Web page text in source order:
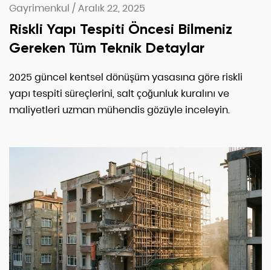
Gayrimenkul /Aralık 22, 2025
Riskli Yapı Tespiti Öncesi Bilmeniz
Gereken Tüm Teknik Detaylar
2025 güncel kentsel dönüşüm yasasına göre riskli
yapı tespiti süreçlerini, salt çoğunluk kuralını ve
maliyetleri uzman mühendis gözüyle inceleyin.